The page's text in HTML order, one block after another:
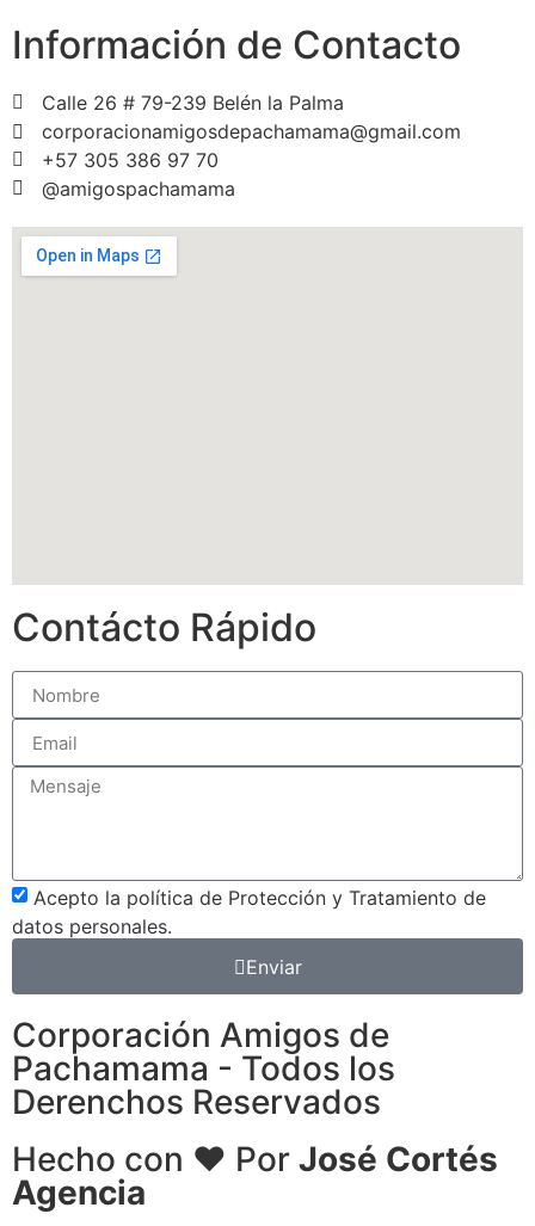
Información de Contacto
Calle 26 # 79-239 Belén la Palma
corporacionamigosdepachamama@gmail.com
+57 305 386 97 70
@amigospachamama
Contácto Rápido
Acepto la política de Protección y Tratamiento de
datos personales.
Enviar
Corporación Amigos de
Pachamama - Todos los
Derenchos Reservados
Hecho con ❤ Por José Cortés
Agencia